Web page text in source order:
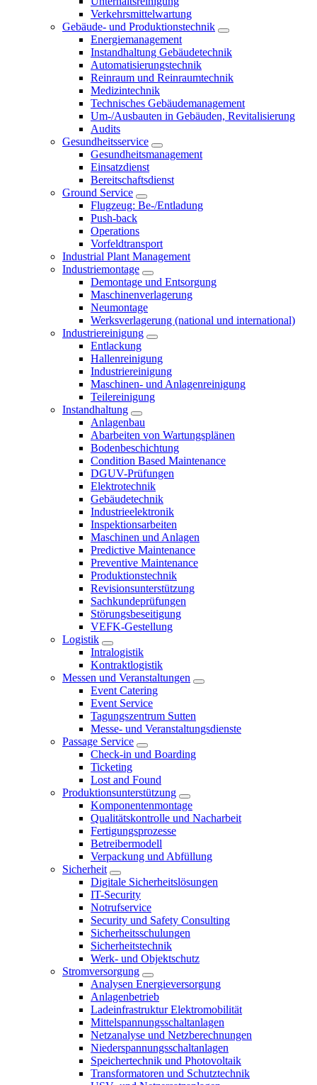
Verkehrsmittelwartung
Gebäude- und Produktionstechnik
Energiemanagement
Instandhaltung Gebäudetechnik
Automatisierungstechnik
Reinraum und Reinraumtechnik
Medizintechnik
Technisches Gebäudemanagement
Um-/Ausbauten in Gebäuden, Revitalisierung
Audits
Gesundheitsservice
Gesundheitsmanagement
Einsatzdienst
Bereitschaftsdienst
Ground Service
Flugzeug: Be-/Entladung
Push-back
Operations
Vorfeldtransport
Industrial Plant Management
Industriemontage
Demontage und Entsorgung
Maschinenverlagerung
Neumontage
Werksverlagerung (national und international)
Industriereinigung
Entlackung
Hallenreinigung
Industriereinigung
Maschinen- und Anlagenreinigung
Teilereinigung
Instandhaltung
Anlagenbau
Abarbeiten von Wartungsplänen
Bodenbeschichtung
Condition Based Maintenance
DGUV-Prüfungen
Elektrotechnik
Gebäudetechnik
Industrieelektronik
Inspektionsarbeiten
Maschinen und Anlagen
Predictive Maintenance
Preventive Maintenance
Produktionstechnik
Revisionsunterstützung
Sachkundeprüfungen
Störungsbeseitigung
VEFK-Gestellung
Logistik
Intralogistik
Kontraktlogistik
Messen und Veranstaltungen
Event Catering
Event Service
Tagungszentrum Sutten
Messe- und Veranstaltungsdienste
Passage Service
Check-in und Boarding
Ticketing
Lost and Found
Produktionsunterstützung
Komponentenmontage
Qualitätskontrolle und Nacharbeit
Fertigungsprozesse
Betreibermodell
Verpackung und Abfüllung
Sicherheit
Digitale Sicherheitslösungen
IT-Security
Notrufservice
Security und Safety Consulting
Sicherheitsschulungen
Sicherheitstechnik
Werk- und Objektschutz
Stromversorgung
Analysen Energieversorgung
Anlagenbetrieb
Ladeinfrastruktur Elektromobilität
Mittelspannungsschaltanlagen
Netzanalyse und Netzberechnungen
Niederspannungsschaltanlagen
Speichertechnik und Photovoltaik
Transformatoren und Schutztechnik